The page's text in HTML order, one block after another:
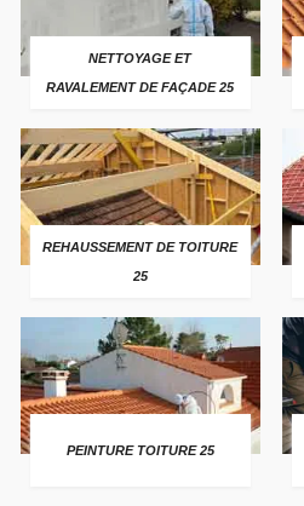
NETTOYAGE ET
RAVALEMENT DE FAÇADE 25
REHAUSSEMENT DE TOITURE
25
PEINTURE TOITURE 25